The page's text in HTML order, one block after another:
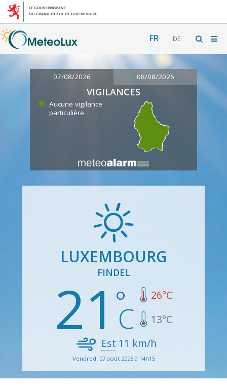
FR DE
07/08/2026 08/08/2026
VIGILANCES
Aucune vigilance
particulière
LUXEMBOURG
FINDEL
21 26°C
13°C
Est 11 km/h
Vendredi 07 août 2026 à 14h15